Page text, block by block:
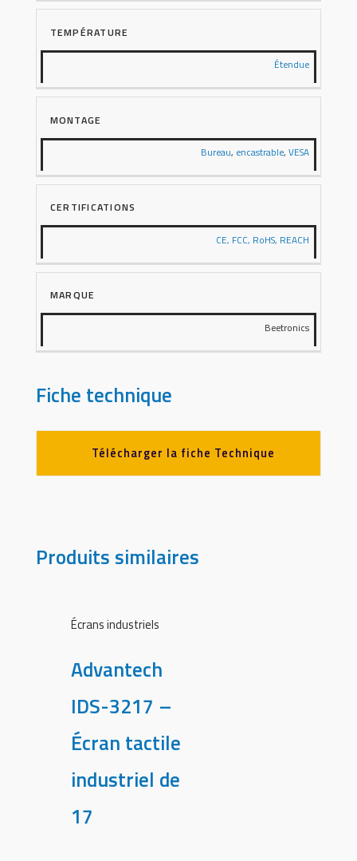
TEMPÉRATURE
Étendue
MONTAGE
Bureau, encastrable,VESA
CERTIFICATIONS
CE, FCC, RoHS, REACH
MARQUE
Beetronics
Fiche technique
Télécharger la fiche Technique
Produits similaires
Écrans industriels
Advantech
IDS-3217 –
Écran tactile
industriel de
17